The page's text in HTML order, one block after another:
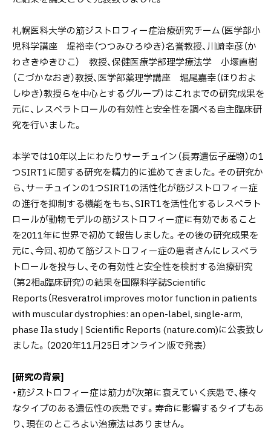
札幌医科大学の筋ジストロフィー症治療研究チーム（医学部小
児科学講座 堤裕幸（つつみひろゆき）名誉教授、川崎幸彦（か
わさきゆきひこ） 教授、保健医療学部理学療法学 小塚直樹
（こづかなおき）教授、医学部薬理学講座 堀尾嘉幸（ほりおよ
しゆき）教授らを中心とするグループ）はこれまでの研究成果を
元に、レスベラトロールの有効性と安全性を調べる自主臨床研
究を行いました。
本学では10年以上にわたりサーチュイン（長寿遺伝子産物）の1
つSIRT1に関する研究を精力的に進めてきました。その研究か
ら、サーチュインの1つSIRT1の活性化が筋ジストロフィー症
の進行を抑制する機能をもち、SIRT1を活性化するレスベラト
ロールが動物モデルの筋ジストロフィー症に有効であること
を2011年に世界で初めて報告しました。その後の研究成果を
元に、今回、初めて筋ジストロフィー症の患者さんにレスベラ
トロールを投与し、その有効性と安全性を検討する治療研究
（第2相a臨床研究）の結果を国際科学誌Scientific
Reports（Resveratrol improves motor function in patients
with muscular dystrophies: an open-label, single-arm,
phase IIa study | Scientific Reports (nature.com)に公表致し
ました。（2020年11月25日オンライン版で発表）
[研究の背景]
・筋ジストロフィー症は筋力が次第に衰えていく疾患で、様々
なタイプのある遺伝性の疾患です。寿命に影響するタイプもあ
り、現在のところよい治療法はありません。